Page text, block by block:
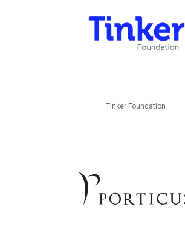
Tinker Foundation